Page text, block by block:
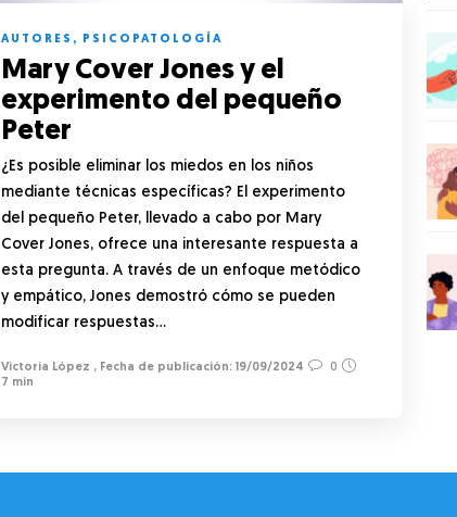
AUTORES , PSICOPATOLOGÍA
Mary Cover Jones y el
experimento del pequeño
Peter
¿Es posible eliminar los miedos en los niños
mediante técnicas específicas? El experimento
del pequeño Peter, llevado a cabo por Mary
Cover Jones, ofrece una interesante respuesta a
esta pregunta. A través de un enfoque metódico
y empático, Jones demostró cómo se pueden
modificar respuestas…
Victoria López , 19/09/2024
0
7 min